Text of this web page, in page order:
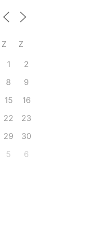
Z
Z
1
2
8
9
15
16
22
23
29
30
5 6